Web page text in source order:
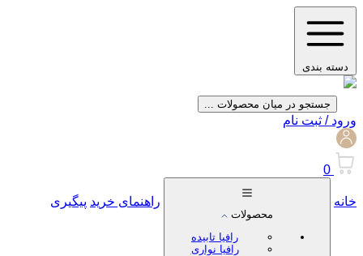
دسته بندی
جستجو در میان محصولات ...
ورود / ثبت نام
0
خانه
محصولات
رافیا تابیده
رافیا نواری
راهنمای خرید پیگیری